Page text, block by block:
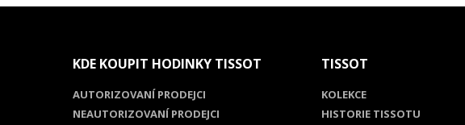
KDE KOUPIT HODINKY TISSOT
AUTORIZOVANÍ PRODEJCI
NEAUTORIZOVANÍ PRODEJCI
TISSOT
KOLEKCE
HISTORIE TISSOTU